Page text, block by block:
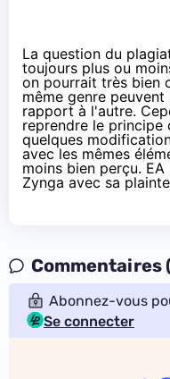
La question du
toujours plus ou
on pourrait très bien
même genre
rapport à l'autre.
reprendre le principe
quelques
avec les mêmes
moins bien perçu.
Zynga avec sa
Commentaires
Abonnez-vous
Se connecter